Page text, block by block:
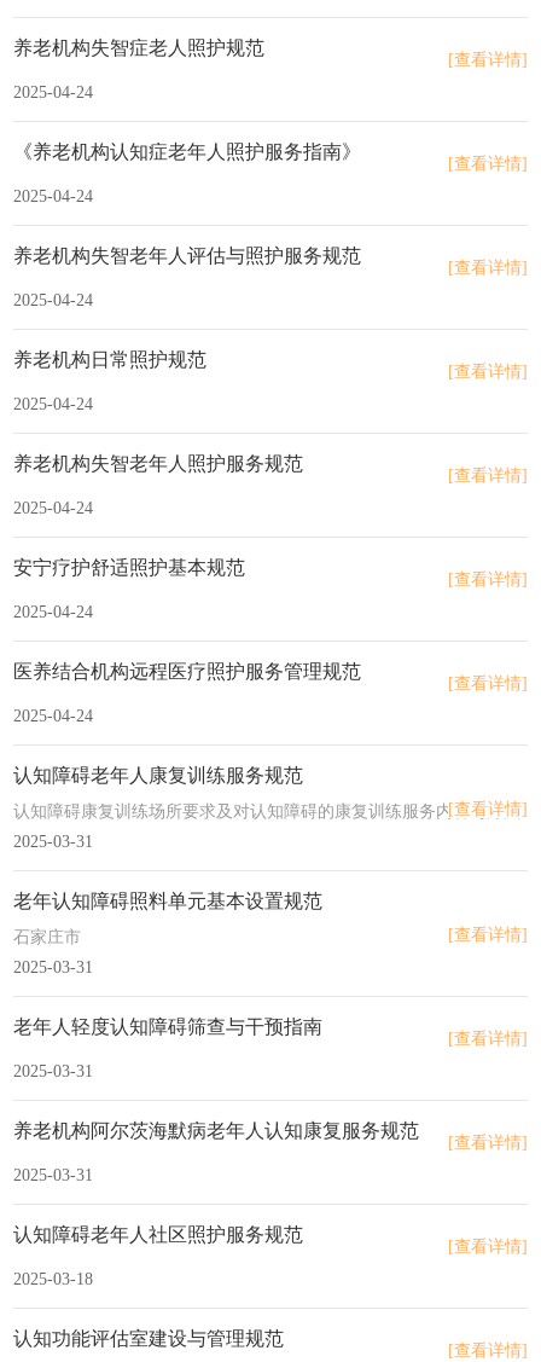
养老机构失智症老人照护规范
[查看详情]
2025-04-24
《养老机构认知症老年人照护服务指南》
[查看详情]
2025-04-24
养老机构失智老年人评估与照护服务规范
[查看详情]
2025-04-24
养老机构日常照护规范
[查看详情]
2025-04-24
养老机构失智老年人照护服务规范
[查看详情]
2025-04-24
安宁疗护舒适照护基本规范
[查看详情]
2025-04-24
医养结合机构远程医疗照护服务管理规范
[查看详情]
2025-04-24
认知障碍老年人康复训练服务规范
认知障碍康复训练场所要求及对认知障碍的康复训练服务内容与方法
[查看详情]
2025-03-31
老年认知障碍照料单元基本设置规范
石家庄市
[查看详情]
2025-03-31
老年人轻度认知障碍筛查与干预指南
[查看详情]
2025-03-31
养老机构阿尔茨海默病老年人认知康复服务规范
[查看详情]
2025-03-31
认知障碍老年人社区照护服务规范
[查看详情]
2025-03-18
认知功能评估室建设与管理规范
[查看详情]